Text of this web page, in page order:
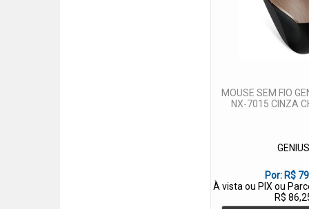
MOUSE SEM FIO
NX-7015 CINZA
GENIUS
Por: R$
À vista ou PIX ou
R$